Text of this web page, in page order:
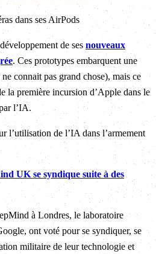
dans ses AirPods
de ses nouveaux
. Ces prototypes embarquent une
connait pas grand chose), mais ce
la première incursion d’Apple dans le
l’IA.
l’utilisation de l’IA dans l’armement
UK se syndique suite à des
à Londres, le laboratoire
ont voté pour se syndiquer, se
militaire de leur technologie et